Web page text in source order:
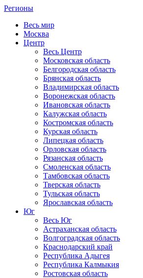
Регионы
Весь мир
Москва
Центр
Весь Центр
Московская область
Белгородская область
Брянская область
Владимирская область
Воронежская область
Ивановская область
Калужская область
Костромская область
Курская область
Липецкая область
Орловская область
Рязанская область
Смоленская область
Тамбовская область
Тверская область
Тульская область
Ярославская область
Юг
Весь Юг
Астраханская область
Волгоградская область
Краснодарский край
Республика Адыгея
Республика Калмыкия
Ростовская область